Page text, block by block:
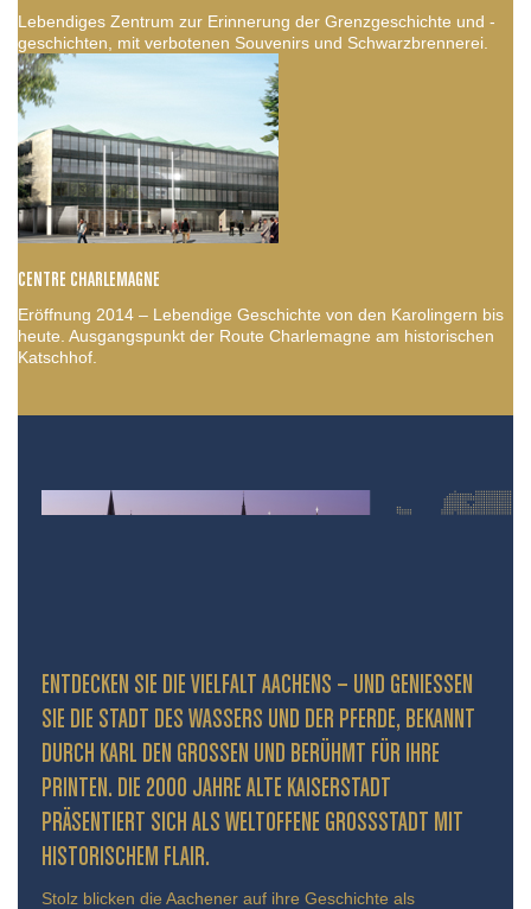
Lebendiges Zentrum zur Erinnerung der Grenzgeschichte und -
geschichten, mit verbotenen Souvenirs und Schwarzbrennerei.
CENTRE CHARLEMAGNE
Eröffnung 2014 – Lebendige Geschichte von den Karolingern bis
heute. Ausgangspunkt der Route Charlemagne am historischen
Katschhof.
ENTDECKEN SIE DIE VIELFALT AACHENS – UND GENIESSEN S
IE DIE STADT DES WASSERS UND DER PFERDE, BEKANNT D
URCH KARL DEN GROSSEN UND BERÜHMT FÜR IHRE PR
INTEN. DIE 2000 JAHRE ALTE KAISERSTADT PR
ÄSENTIERT SICH ALS WELTOFFENE GROSSSTADT MIT HIS
TORISCHEM FLAIR.
Stolz blicken die Aachener auf ihre Geschichte als